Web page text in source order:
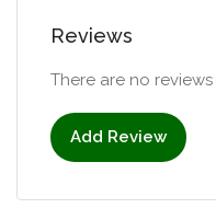
Reviews
There are no reviews
Add Review